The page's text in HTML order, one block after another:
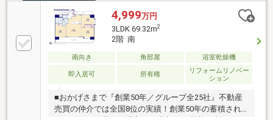
4,999万円
3LDK 69.32m2
2階 南
南向き 角部屋 浴室乾燥機
即入居可 所有権
リフォームリノベー
ション
■おかげさまで『創業50年／グループ全25社』不動産
売買の仲介では全国8位の実績！創業50年の蓄積され